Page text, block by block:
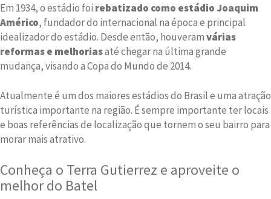
Em 1934, o estádio foi rebatizado como estádio Joaquim
Américo, fundador do internacional na época e principal
idealizador do estádio. Desde então, houveramvárias
reformas e melhoriasaté chegar na última grande
mudança, visando a Copa do Mundo de 2014.
Atualmente é um dos maiores estádios do Brasil e uma atração
turística importante na região. É sempre importante ter locais
e boas referências de localização que tornem o seu bairro para
morar mais atrativo.
Conheça o Terra Gutierrez e aproveite o
melhor do Batel